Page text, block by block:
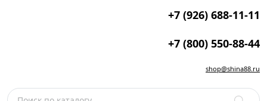
+7 (926) 688-11-11
+7 (800) 550-88-44
shop@shina88.ru